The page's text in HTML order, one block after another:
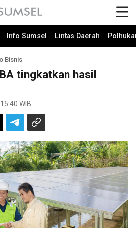
Info Sumsel Lintas Daerah
Bisnis
tingkatkan hasil
WIB